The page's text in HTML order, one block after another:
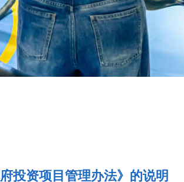
投资项目管理办法》的说明